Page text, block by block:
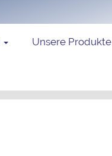
Unsere Produkte